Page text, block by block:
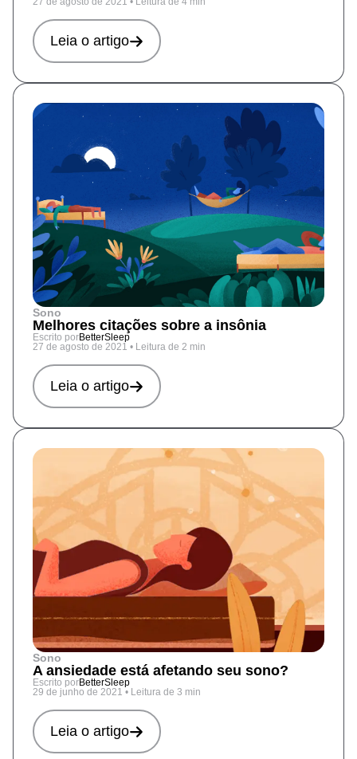
Leia o artigo
Sono
Melhores citações sobre a insônia
Escrito porBetterSleep
27 de agosto de 2021 • Leitura de 2 min
Leia o artigo
Sono
A ansiedade está afetando seu sono?
Escrito porBetterSleep
29 de junho de 2021 • Leitura de 3 min
Leia o artigo